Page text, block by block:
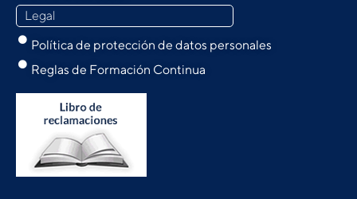
Legal
Política de protección de datos personales
Reglas de Formación Continua